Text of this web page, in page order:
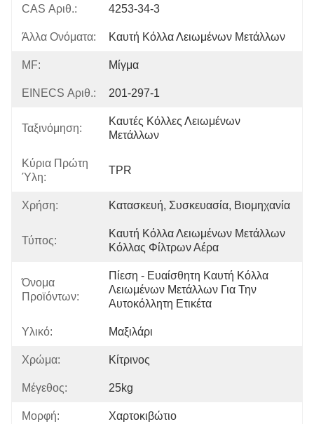
CAS Αριθ.: 4253-34-3
Άλλα Ονόματα: Καυτή Κόλλα Λειωμένων Μετάλλων
MF: Μίγμα
EINECS Αριθ.: 201-297-1
Ταξινόμηση:
Καυτές Κόλλες Λειωμένων
Μετάλλων
Κύρια Πρώτη
Ύλη:
TPR
Χρήση: Κατασκευή, Συσκευασία, Βιομηχανία
Τύπος:
Καυτή Κόλλα Λειωμένων Μετάλλων
Κόλλας Φίλτρων Αέρα
Όνομα
Προϊόντων:
Πίεση - Ευαίσθητη Καυτή Κόλλα
Λειωμένων Μετάλλων Για Την
Αυτοκόλλητη Ετικέτα
Υλικό: Μαξιλάρι
Χρώμα: Κίτρινος
Μέγεθος: 25kg
Μορφή: Χαρτοκιβώτιο